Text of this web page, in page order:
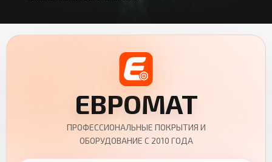
ЕВРОМАТ
ПРОФЕССИОНАЛЬНЫЕ ПОКРЫТИЯ И
ОБОРУДОВАНИЕ С 2010 ГОДА